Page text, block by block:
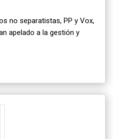
no separatistas, PP y Vox,
apelado a la gestión y